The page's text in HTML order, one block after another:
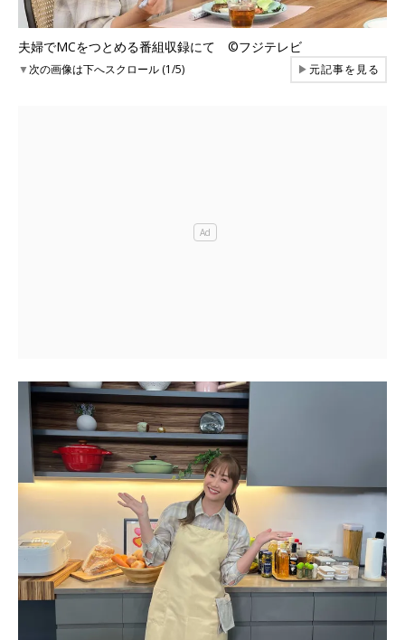
夫婦でMCをつとめる番組収録にて ©フジテレビ
▼次の画像は下へスクロール (1/5) ▶元記事を見る